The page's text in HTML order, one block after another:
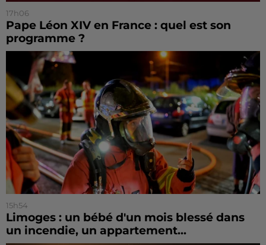
17h06
Pape Léon XIV en France : quel est son
programme ?
15h54
Limoges : un bébé d'un mois blessé dans
un incendie, un appartement...